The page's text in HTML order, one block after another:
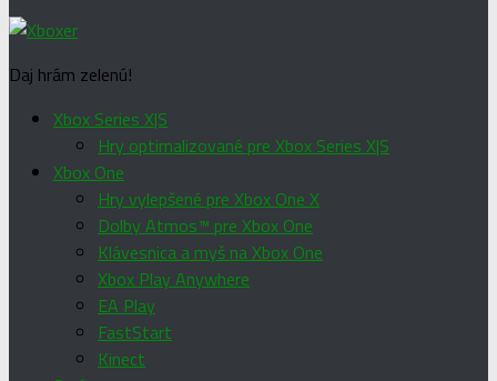
Daj hrám zelenú!
Xbox Series X|S
Hry optimalizované pre Xbox Series X|S
Xbox One
Hry vylepšené pre Xbox One X
Dolby Atmos™ pre Xbox One
Klávesnica a myš na Xbox One
Xbox Play Anywhere
EA Play
FastStart
Kinect